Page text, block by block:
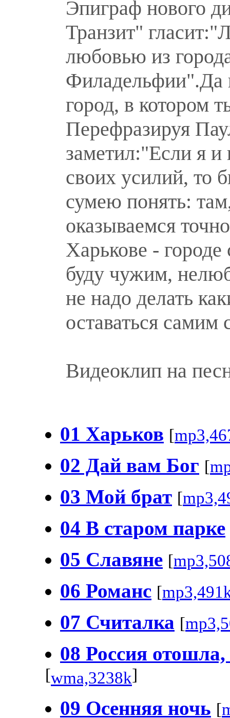
Эпиграф нового
Транзит"
любовью из
Филадельфии".Да
город, в котором
Перефразируя
заметил:"Если я и
своих усилий, то
сумею понять:
оказываемся
Харькове -
буду чужим,
не надо делать
оставаться
Видеоклип на
01 Харьков [
02 Дай вам Бог [
03 Мой брат [
04 В старом парке
05 Славяне [
06 Романс [
07 Считалка [
08 Россия
[wma,3238k]
09 Осенняя ночь [